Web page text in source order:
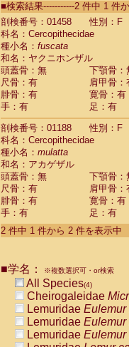
CebidaeSaguinus
Cebidae Saguinus
CebidaeSaguinus
Cebidae
CebidaeSaguinus
Cebidae Saguinus
Cebidae Saguinus
Cebidae Saguinus
Cebidae Aotus
Cebidae Cebus
CebidaeCebus
Cebidae
CebidaeCebus
Cebidae Cebus
Cebidae Saimiri
Cebidae Saimiri
Atelidae Alouatta
AtelidaeAlouatta
AtelidaeAlouatta
AtelidaeAteles
AtelidaeAteles
AtelidaeAteles
AtelidaeAtelesspp.
AtelidaeLagothrix
AtelidaeLagothrix
Pitheciidae
■検索結果-----------2 件中 1 件
剖検番号：01458
性別：F
科名：Cercopithecidae
種小名： fuscata
和名：ヤクニホンザル
頭蓋骨：無
下顎骨：
尺骨：有
肩甲骨：
腓骨：有
寛骨：有
手：有
足：有
剖検番号：01188
性別：F
科名：Cercopithecidae
種小名： mulatta
和名：アカゲザル
頭蓋骨：無
下顎骨：
尺骨：有
肩甲骨：
腓骨：有
寛骨：有
手：有
足：有
2 件中 1 件から 2 件を表示中
■学名： ※複数選択可・or検索
All Species(4)
Cheirogaleidae
Lemuridae Eulemur
Lemuridae Eulemur
Lemuridae Eulemur